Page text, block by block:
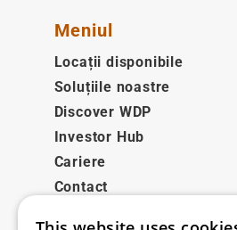
Meniul
Locații disponibile
Soluțiile noastre
Discover WDP
Investor Hub
Cariere
Contact